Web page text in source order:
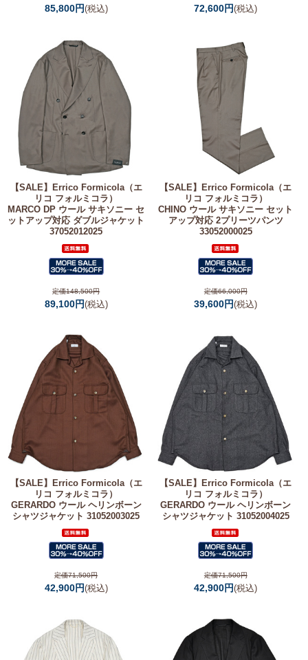
85,800円(税込) 72,600円(税込)
【SALE】
Errico Formicola（エ
リコ フォルミコラ）
MARCO DP ウール サキソニー セ
ットアップ対応 ダブルジャケット
37052012025
定価148,500円
89,100円(税込)
【SALE】
Errico Formicola（エ
リコ フォルミコラ）
CHINO ウール サキソニー セット
アップ対応 2プリーツパンツ
33052000025
定価66,000円
39,600円(税込)
【SALE】
Errico Formicola（エ
リコ フォルミコラ）
GERARDO ウール ヘリンボーン
シャツジャケット 31052003025
定価71,500円
42,900円(税込)
【SALE】
Errico Formicola（エ
リコ フォルミコラ）
GERARDO ウール ヘリンボーン
シャツジャケット 31052004025
定価71,500円
42,900円(税込)